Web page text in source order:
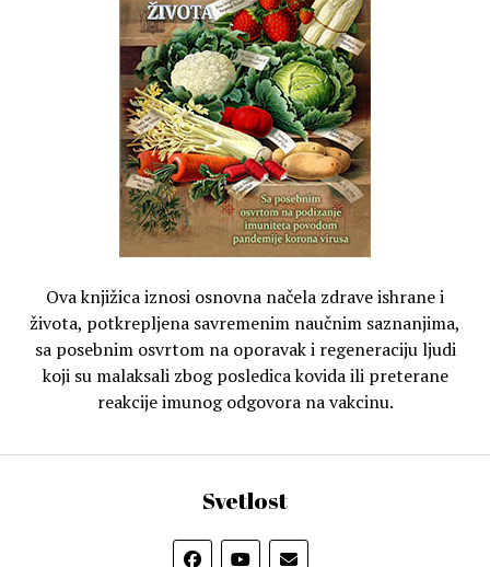
Ova knjižica iznosi osnovna načela zdrave ishrane i
života, potkrepljena savremenim naučnim saznanjima,
sa posebnim osvrtom na oporavak i regeneraciju ljudi
koji su malaksali zbog posledica kovida ili preterane
reakcije imunog odgovora na vakcinu.
Svetlost